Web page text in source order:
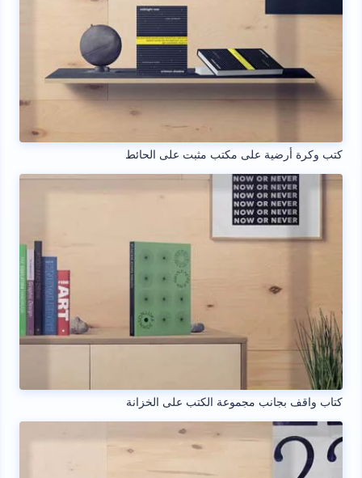
كتب وكرة أرضية على مكتب مثبت على الحائط
كتاب واقف بجانب مجموعة الكتب على الخزانة